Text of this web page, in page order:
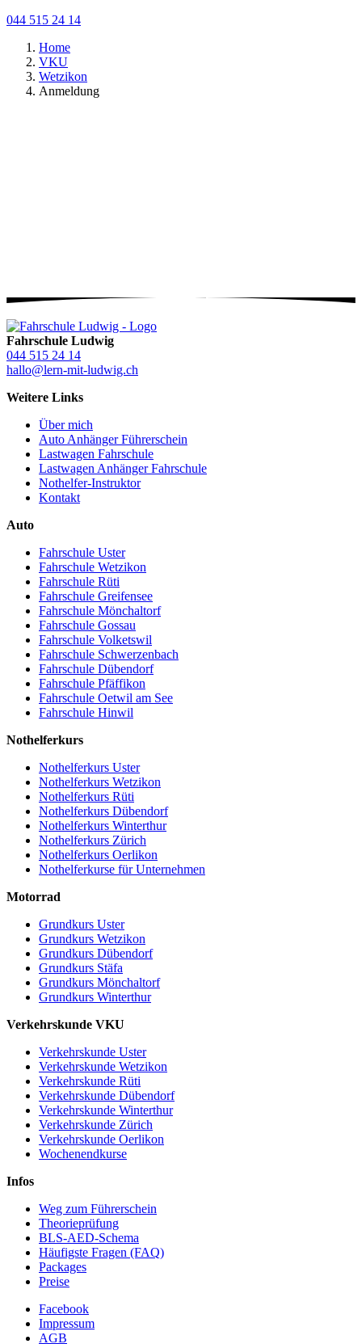
044 515 24 14
Home
VKU
Wetzikon
Anmeldung
Fahrschule Ludwig
044 515 24 14
hallo@lern-mit-ludwig.ch
Weitere Links
Über mich
Auto Anhänger Führerschein
Lastwagen Fahrschule
Lastwagen Anhänger Fahrschule
Nothelfer-Instruktor
Kontakt
Auto
Fahrschule Uster
Fahrschule Wetzikon
Fahrschule Rüti
Fahrschule Greifensee
Fahrschule Mönchaltorf
Fahrschule Gossau
Fahrschule Volketswil
Fahrschule Schwerzenbach
Fahrschule Dübendorf
Fahrschule Pfäffikon
Fahrschule Oetwil am See
Fahrschule Hinwil
Nothelferkurs
Nothelferkurs Uster
Nothelferkurs Wetzikon
Nothelferkurs Rüti
Nothelferkurs Dübendorf
Nothelferkurs Winterthur
Nothelferkurs Zürich
Nothelferkurs Oerlikon
Nothelferkurse für Unternehmen
Motorrad
Grundkurs Uster
Grundkurs Wetzikon
Grundkurs Dübendorf
Grundkurs Stäfa
Grundkurs Mönchaltorf
Grundkurs Winterthur
Verkehrskunde VKU
Verkehrskunde Uster
Verkehrskunde Wetzikon
Verkehrskunde Rüti
Verkehrskunde Dübendorf
Verkehrskunde Winterthur
Verkehrskunde Zürich
Verkehrskunde Oerlikon
Wochenendkurse
Infos
Weg zum Führerschein
Theorieprüfung
BLS-AED-Schema
Häufigste Fragen (FAQ)
Packages
Preise
Facebook
Impressum
AGB